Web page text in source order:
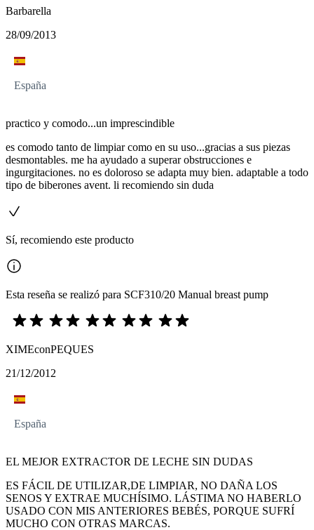
Barbarella
28/09/2013
España
practico y comodo...un imprescindible
es comodo tanto de limpiar como en su uso...gracias a sus piezas
desmontables. me ha ayudado a superar obstrucciones e
ingurgitaciones. no es doloroso se adapta muy bien. adaptable a todo
tipo de biberones avent. li recomiendo sin duda
Sí, recomiendo este producto
Esta reseña se realizó para SCF310/20 Manual breast pump
XIMEconPEQUES
21/12/2012
España
EL MEJOR EXTRACTOR DE LECHE SIN DUDAS
ES FÁCIL DE UTILIZAR,DE LIMPIAR, NO DAÑA LOS
SENOS Y EXTRAE MUCHÍSIMO. LÁSTIMA NO HABERLO
USADO CON MIS ANTERIORES BEBÉS, PORQUE SUFRÍ
MUCHO CON OTRAS MARCAS.